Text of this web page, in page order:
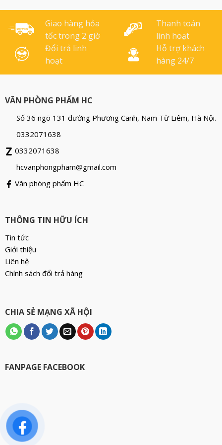
ảnh ngộ nghĩnh, phù [...]
Ruột bút HB với ưu điểm
cho [...]
Giao hàng hỏa
tốc trong 2 giờ
Thanh toán
linh hoạt
Đổi trả linh
hoạt
Hỗ trợ khách
hàng 24/7
VĂN PHÒNG PHẨM HC
Số 36 ngõ 131 đường Phương Canh, Nam Từ Liêm, Hà Nội.
0332071638
0332071638
hcvanphongpham@gmail.com
Văn phòng phẩm HC
THÔNG TIN HỮU ÍCH
Tin tức
Giới thiệu
Liên hệ
Chính sách đổi trả hàng
CHIA SẺ MẠNG XÃ HỘI
FANPAGE FACEBOOK